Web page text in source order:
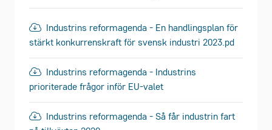
Industrins reformagenda - En handlingsplan för
stärkt konkurrenskraft för svensk industri 2023.pd
Industrins reformagenda - Industrins
prioriterade frågor inför EU-valet
Industrins reformagenda - Så får industrin fart